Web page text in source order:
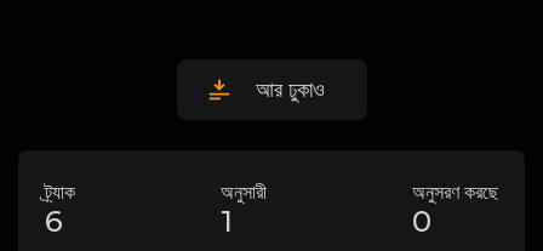
আর ঢুকাও
ট্র্যাক
6
অনুসারী
1
অনুসরণ করছে
0